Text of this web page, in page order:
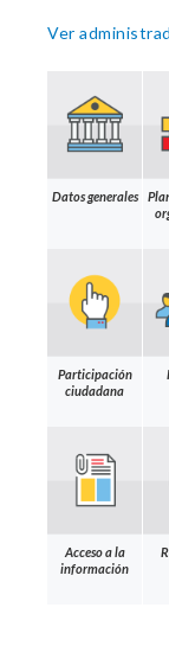
Ver
Datos generales
Participación
ciudadana
Acceso a la
información